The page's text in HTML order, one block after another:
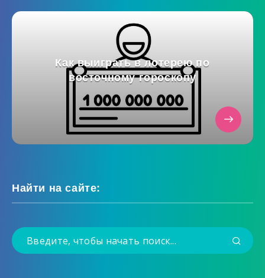
Как выиграть в лотерею по
восточному гороскопу
Найти на сайте: